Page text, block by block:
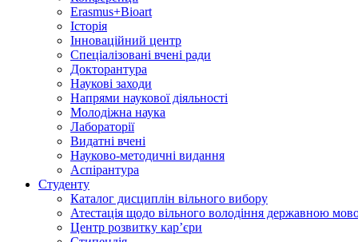
Erasmus+Bioart
Історія
Інноваційний центр
Спеціалізовані вчені ради
Докторантура
Наукові заходи
Напрями наукової діяльності
Молодіжна наука
Лабораторії
Видатні вчені
Науково-методичні видання
Аспірантура
Студенту
Каталог дисциплін вільного вибору
Атестація щодо вільного володіння державною
Центр розвитку кар’єри